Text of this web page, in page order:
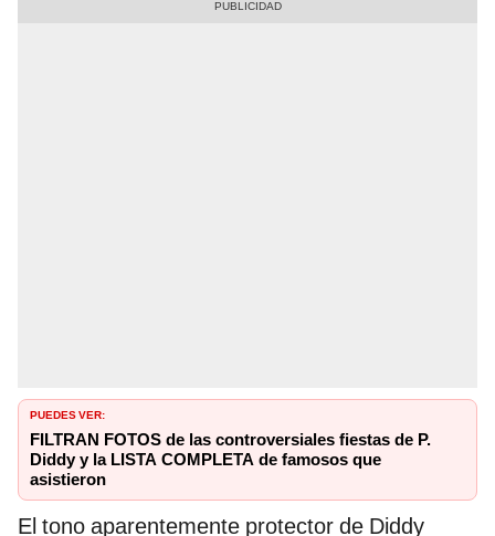
PUEDES VER:
FILTRAN FOTOS de las controversiales fiestas de P.
Diddy y la LISTA COMPLETA de famosos que
asistieron
El tono aparentemente protector de Diddy